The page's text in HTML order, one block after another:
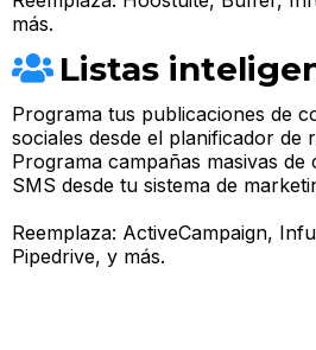
más.
Listas
Programa tus publicaciones de
sociales desde el planificador de
Programa campañas masivas
SMS desde tu sistema de
Reemplaza: ActiveCampaign,
Pipedrive, y más.